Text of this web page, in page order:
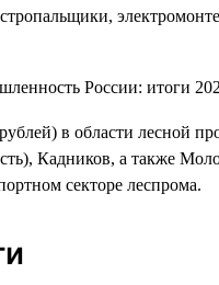
в области лесной
Кадников, а также
секторе леспрома.